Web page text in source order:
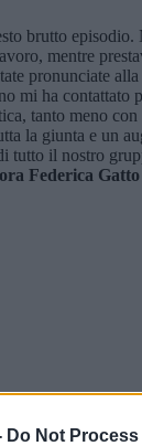
Do Not
brutto
mentre
pronunciate
mi ha
tanto meno
la giunta e un
tutto il nostro
Federica